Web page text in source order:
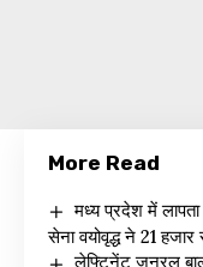
More Read
मध्य प्रदेश में लापता
सेना वयोवृद्ध ने 21 हजार
लेफ्टिनेंट जनरल